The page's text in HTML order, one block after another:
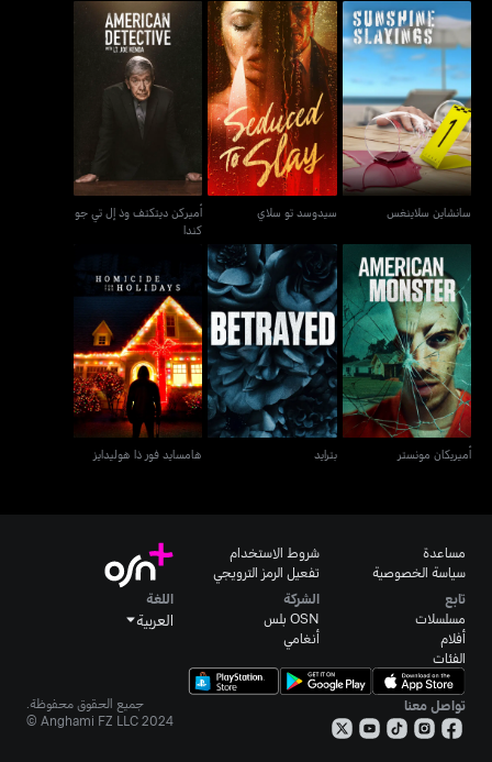
سانشاين سلاينغس
سانشاين سلاينغس
سيدوسد تو سلاي
سيدوسد تو سلاي
أميركن ديتكتف وذ إل تي
جو كندا
أميركن ديتكتف وذ إل تي جو
كندا
أميريكان مونستر
أميريكان مونستر
بترايد
بترايد
هامسايد فور ذا هوليدايز
هامسايد فور ذا هوليدايز
مساعدة
سياسة الخصوصية
شروط الاستخدام
تفعيل الرمز الترويجي
تابع
مسلسلات
أفلام
الفئات
الشركة
OSN بلس
أنغامي
اللغة
العربية
تواصل معنا
جميع الحقوق محفوظة.
Anghami FZ LLC 2024 ©